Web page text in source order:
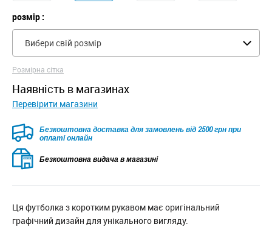
розмір :
Вибери свій розмір
Розмірна сітка
наявність в магазинах
Перевірити магазини
Безкоштовна доставка для замовлень від 2500 грн при
оплаті онлайн
Безкоштовна видача в магазині
Ця футболка з коротким рукавом має оригінальний
графічний дизайн для унікального вигляду.